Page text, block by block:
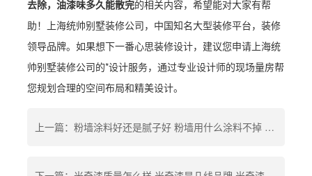
去除，油漆味多久能散完的相关内容，希望能对大家有帮
助！上海统帅别墅装修公司，中国知名大型装修平台，装修
领导品牌。如果想下一番心思装修设计，建议您申请上海统
帅别墅装修公司的*设计服务，通过专业设计师的现场量房帮
您规划合理的空间布局和精美设计。
上一篇：粉墙涂料好还是腻子好 粉墙用什么涂料不掉 粉墙涂料有没有甲醛